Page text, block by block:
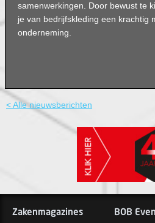
samenwerkingen. Door bewust te
je van bedrijfskleding een krachtig
onderneming.
< Alle nieuwsberichten
Zakenmagazines BOB